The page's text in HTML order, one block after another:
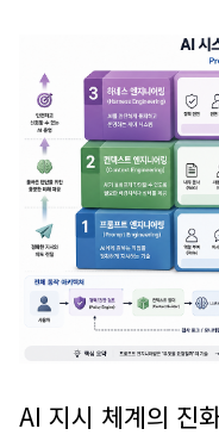
AI 지시 체계의 진